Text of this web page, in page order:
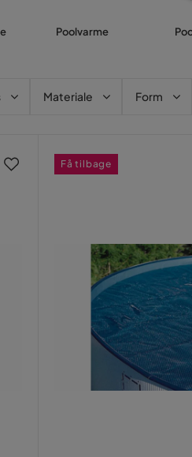
Poolvarme
Materiale Form
Få tilbage